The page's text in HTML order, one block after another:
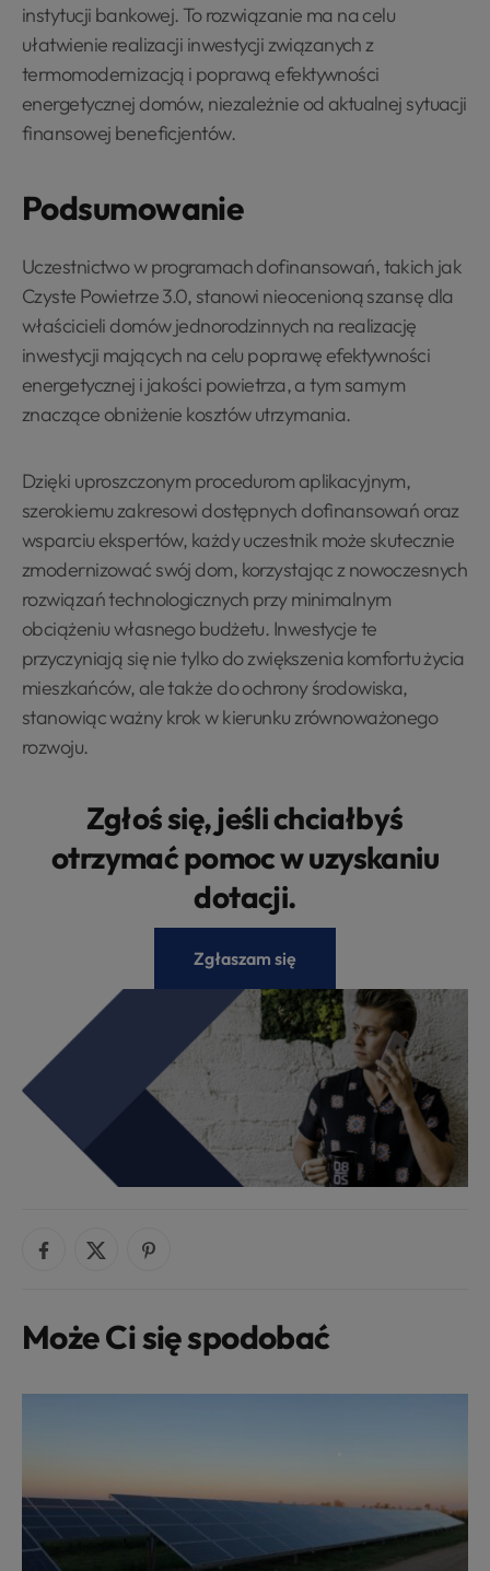
instytucji bankowej. To rozwiązanie ma na celu
ułatwienie realizacji inwestycji związanych z
termomodernizacją i poprawą efektywności
energetycznej domów, niezależnie od aktualnej sytuacji
finansowej beneficjentów.
Podsumowanie
Uczestnictwo w programach dofinansowań, takich jak
Czyste Powietrze 3.0, stanowi nieocenioną szansę dla
właścicieli domów jednorodzinnych na realizację
inwestycji mających na celu poprawę efektywności
energetycznej i jakości powietrza, a tym samym
znaczące obniżenie kosztów utrzymania.
Dzięki uproszczonym procedurom aplikacyjnym,
szerokiemu zakresowi dostępnych dofinansowań oraz
wsparciu ekspertów, każdy uczestnik może skutecznie
zmodernizować swój dom, korzystając z nowoczesnych
rozwiązań technologicznych przy minimalnym
obciążeniu własnego budżetu. Inwestycje te
przyczyniają się nie tylko do zwiększenia komfortu życia
mieszkańców, ale także do ochrony środowiska,
stanowiąc ważny krok w kierunku zrównoważonego
rozwoju.
Zgłoś się, jeśli chciałbyś
otrzymać pomoc w uzyskaniu
dotacji.
Zgłaszam się
Może Ci się spodobać